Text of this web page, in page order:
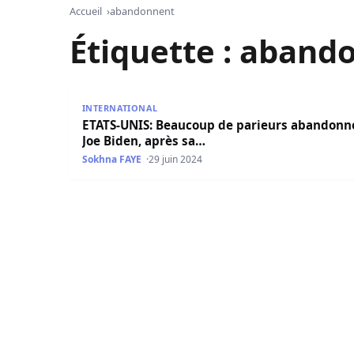
Accueil abandonnent
Étiquette :
INTERNATIONAL
ETATS-UNIS: Beaucoup de parieurs
Joe Biden, après sa…
Sokhna FAYE 29 juin 2024